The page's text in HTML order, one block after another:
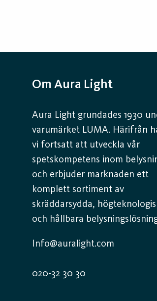
Om Aura Light
Aura Light grundades 1930
varumärket LUMA. Härifrån
vi fortsatt att utveckla vår
spetskompetens inom
och erbjuder marknaden ett
komplett sortiment av
skräddarsydda,
och hållbara
Info@auralight.com
020-32 30 30